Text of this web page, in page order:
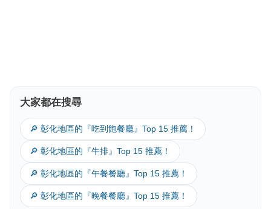
大家都在搜尋
🔎 彰化地區的『吃到飽餐廳』Top 15 推薦！
🔎 彰化地區的『牛排』Top 15 推薦！
🔎 彰化地區的『午餐餐廳』Top 15 推薦！
🔎 彰化地區的『晚餐餐廳』Top 15 推薦！